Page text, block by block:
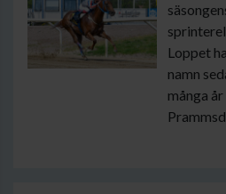
Loppet
namn
många